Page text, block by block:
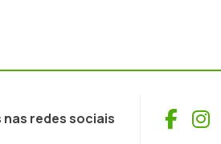
redes sociais